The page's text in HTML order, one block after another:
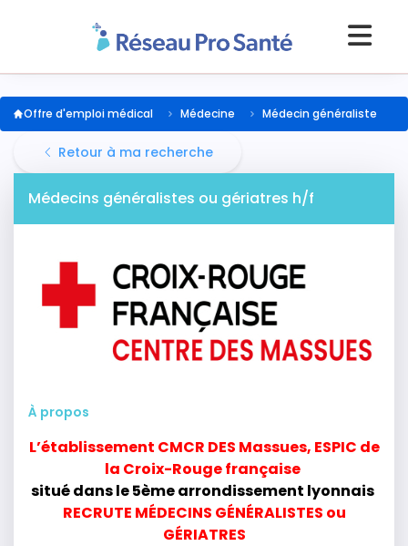
Offre d'emploi médical Médecine Médecin généraliste
Retour à ma recherche
Médecins généralistes ou gériatres h/f
À propos
L’établissement CMCR DES Massues, ESPIC de
la Croix-Rouge française
situé dans le 5ème arrondissement lyonnais
RECRUTE MÉDECINS GÉNÉRALISTES ou
GÉRIATRES